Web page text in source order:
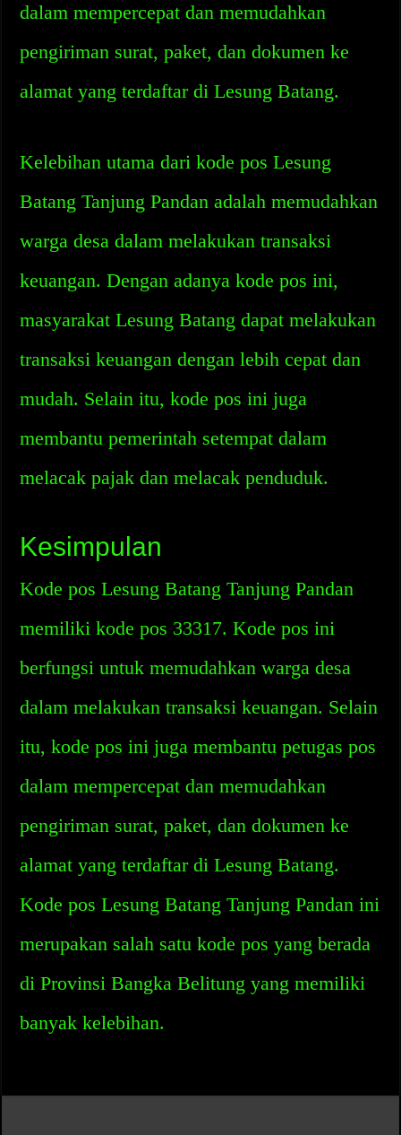
dalam mempercepat dan memudahkan
pengiriman surat, paket, dan dokumen ke
alamat yang terdaftar di Lesung Batang.
Kelebihan utama dari kode pos Lesung
Batang Tanjung Pandan adalah memudahkan
warga desa dalam melakukan transaksi
keuangan. Dengan adanya kode pos ini,
masyarakat Lesung Batang dapat melakukan
transaksi keuangan dengan lebih cepat dan
mudah. Selain itu, kode pos ini juga
membantu pemerintah setempat dalam
melacak pajak dan melacak penduduk.
Kesimpulan
Kode pos Lesung Batang Tanjung Pandan
memiliki kode pos 33317. Kode pos ini
berfungsi untuk memudahkan warga desa
dalam melakukan transaksi keuangan. Selain
itu, kode pos ini juga membantu petugas pos
dalam mempercepat dan memudahkan
pengiriman surat, paket, dan dokumen ke
alamat yang terdaftar di Lesung Batang.
Kode pos Lesung Batang Tanjung Pandan ini
merupakan salah satu kode pos yang berada
di Provinsi Bangka Belitung yang memiliki
banyak kelebihan.